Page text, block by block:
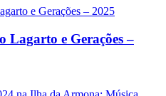
Lagarto e Gerações –